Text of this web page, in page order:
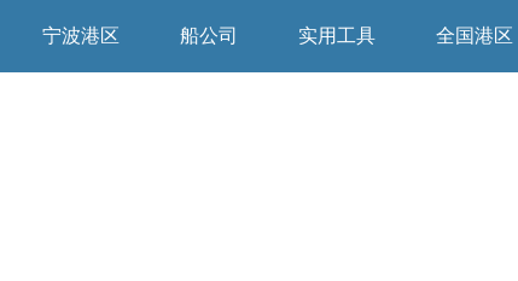
宁波港区 船公司 实用工具 全国港区